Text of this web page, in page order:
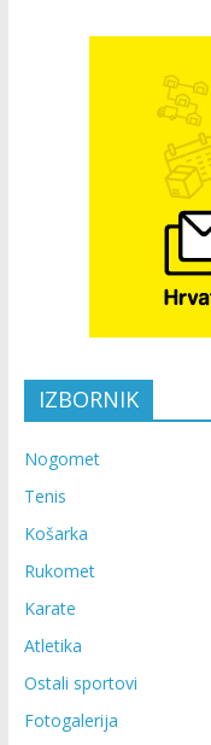
IZBORNIK
Nogomet
Tenis
Košarka
Rukomet
Karate
Atletika
Ostali sportovi
Fotogalerija